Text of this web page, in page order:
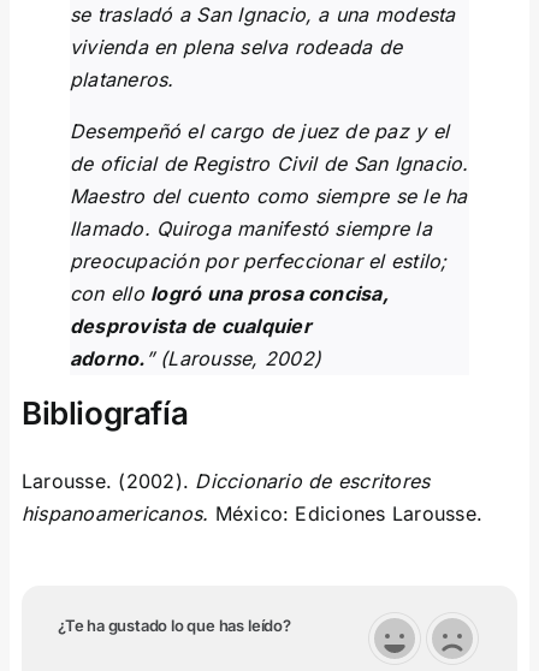
se trasladó a San Ignacio, a una modesta
vivienda en plena selva rodeada de
plataneros.
Desempeñó el cargo de juez de paz y el
de oficial de Registro Civil de San Ignacio.
Maestro del cuento como siempre se le ha
llamado. Quiroga manifestó siempre la
preocupación por perfeccionar el estilo;
con ello logró una prosa concisa,
desprovista de cualquier
adorno. ” (Larousse, 2002)
Bibliografía
Larousse. (2002). Diccionario de escritores
hispanoamericanos. México: Ediciones Larousse.
¿Te ha gustado lo que has leído?